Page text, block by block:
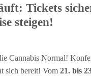
Tickets
steigen!
Cannabis Normal!
sich bereit! Vom21. bis